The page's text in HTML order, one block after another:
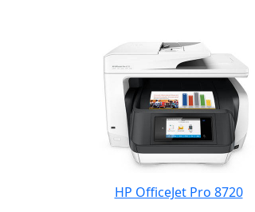
HP OfficeJet Pro 8720